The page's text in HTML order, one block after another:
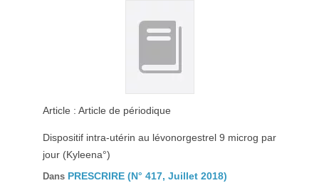
Article : Article de périodique
Dispositif intra-utérin au lévonorgestrel 9 microg par
jour (Kyleena°)
Dans PRESCRIRE (N° 417, Juillet 2018)